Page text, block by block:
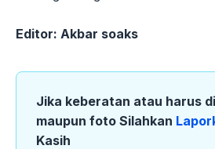
Editor: Akbar soaks
Jika keberatan atau harus
maupun foto Silahkan
Kasih